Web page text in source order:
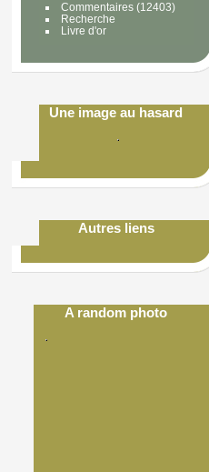
Commentaires(12403)
Recherche
Livre d'or
Une image au hasard
Autres liens
A random photo